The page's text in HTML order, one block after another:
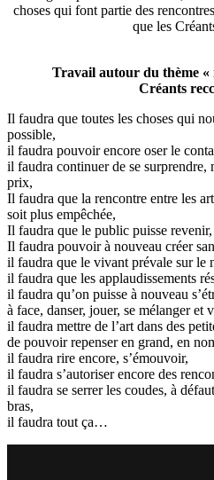
choses qui font partie des
que les
Travail autour du thème «
Créants
Il faudra que toutes les choses qui
possible,
il faudra pouvoir encore oser le
il faudra continuer de se surprendre,
prix,
Il faudra que la rencontre entre les
soit plus empêchée,
Il faudra que le public puisse revenir,
Il faudra pouvoir à nouveau créer
il faudra que le vivant prévale sur le
il faudra que les applaudissements
il faudra qu’on puisse à nouveau
à face, danser, jouer, se mélanger et
il faudra mettre de l’art dans des
de pouvoir repenser en grand, en
il faudra rire encore, s’émouvoir,
il faudra s’autoriser encore des
il faudra se serrer les coudes, à
bras,
il faudra tout ça…